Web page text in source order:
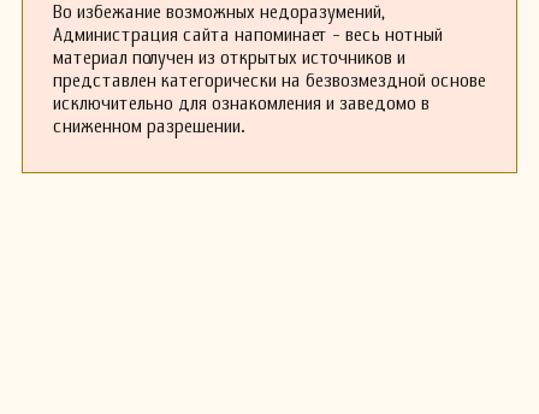
Во избежание возможных недоразумений,
Администрация сайта напоминает - весь нотный
материал получен из открытых источников и
представлен категорически на безвозмездной основе
исключительно для ознакомления и заведомо в
сниженном разрешении.